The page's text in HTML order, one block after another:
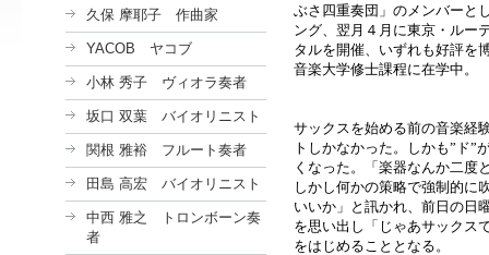
久保 摩耶子 作曲家
YACOB ヤコブ
小林 秀子 ヴィオラ奏者
坂口 双葉 バイオリニスト
関根 雅裕 フルート奏者
田島 高宏 バイオリニスト
中西 雅之 トロンボーン奏
者
ぶさ四重奏団」のメンバーと
ング、翌月４月に東京・ルー
タルを開催、いずれも好評を
音楽大学修士課程に在学中。
サックスを始める前の音楽経
トしかなかった。しかも” ド”
くなった。
「楽器なんか二度
しかし何かの策略で強制的に
いいか」と訊かれ、前日の日
を思い出し「じゃあサックス
をはじめることとなる。